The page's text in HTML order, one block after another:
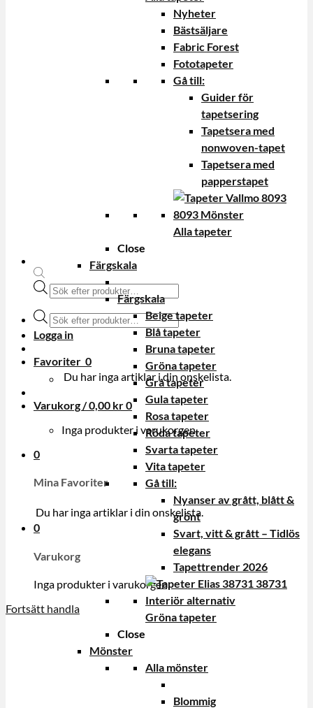
Produktsökning
Produktsökning
Logga in
Favoriter 0
Du har inga artiklar i din onskelista.
Varukorg /0,00 kr0
Inga produkter i varukorgen.
0
Mina Favoriter
Du har inga artiklar i din onskelista.
0
Varukorg
Inga produkter i varukorgen.
Fortsätt handla
Nyheter
Bästsäljare
Fabric Forest
Fototapeter
Gå till:
Guider för
tapetsering
Tapetsera med
nonwoven-tapet
Tapetsera med
papperstapet
Alla tapeter
Close
Färgskala
Färgskala
Beige tapeter
Blå tapeter
Bruna tapeter
Gröna tapeter
Grå tapeter
Gula tapeter
Rosa tapeter
Röda tapeter
Svarta tapeter
Vita tapeter
Gå till:
Nyanser av grått, blått &
grönt
Svart, vitt & grått – Tidlös
elegans
Tapettrender 2026
Gröna tapeter
Close
Mönster
Alla mönster
Blommig